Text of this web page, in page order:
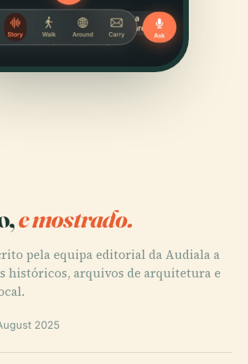
e mostrado.
pela equipa editorial da Audiala a
históricos, arquivos de arquitetura e
2025